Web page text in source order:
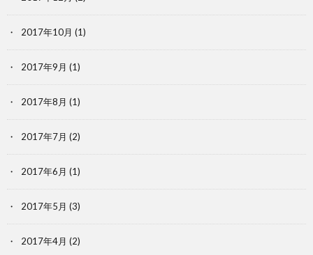
2017年10月 (1)
2017年9月 (1)
2017年8月 (1)
2017年7月 (2)
2017年6月 (1)
2017年5月 (3)
2017年4月 (2)